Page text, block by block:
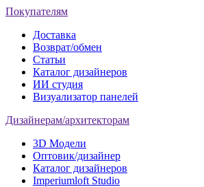
Покупателям
Доставка
Возврат/обмен
Статьи
Каталог дизайнеров
ИИ студия
Визуализатор панелей
Дизайнерам/архитекторам
3D Модели
Оптовик/дизайнер
Каталог дизайнеров
Imperiumloft Studio